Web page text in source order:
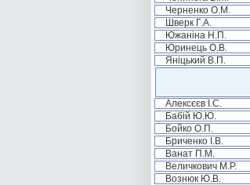
Черненко О.М.
Шверк Г.А.
Южаніна Н.П.
Юринець О.В.
Яніцький В.П.
Алексєєв І.С.
Бабій Ю.Ю.
Бойко О.П.
Бриченко І.В.
Ванат П.М.
Величкович М.Р.
Вознюк Ю.В.